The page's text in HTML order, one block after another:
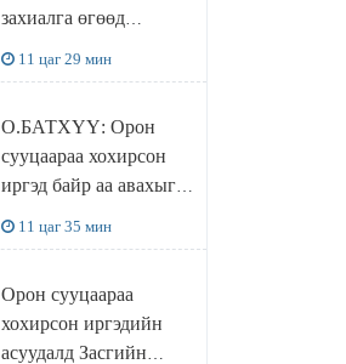
захиалга өгөөд
11 цаг 29 мин
О.БАТХҮҮ: Орон
сууцаараа хохирсон
иргэд байр аа авахыг л
доривтой арга хэмжээ
авч ажиллана
11 цаг 35 мин
Орон сууцаараа
хохирсон иргэдийн
асуудалд Засгийн